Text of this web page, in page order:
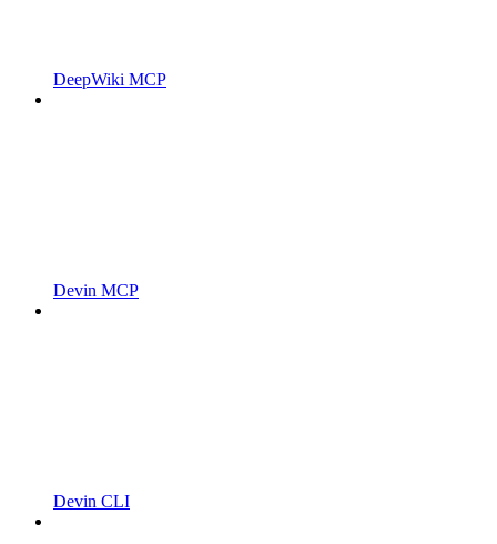
DeepWiki MCP
Devin MCP
Devin CLI